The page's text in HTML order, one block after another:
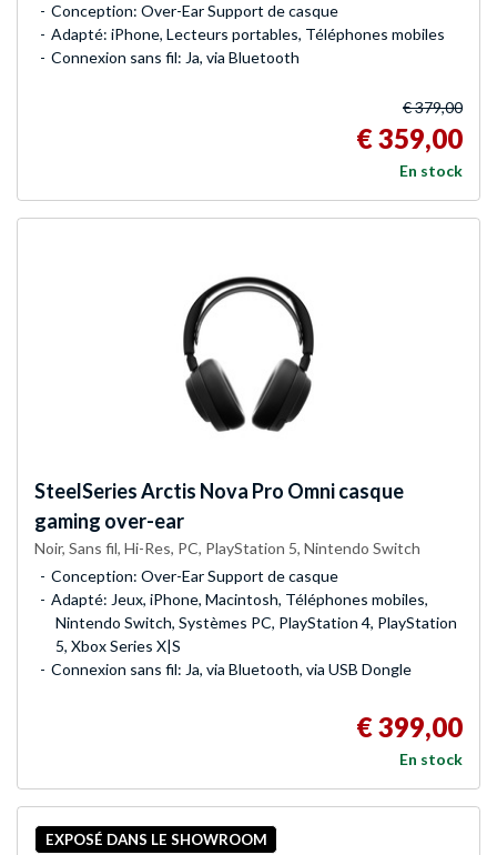
Conception: Over-Ear Support de casque
Adapté: iPhone, Lecteurs portables, Téléphones mobiles
Connexion sans fil: Ja, via Bluetooth
€ 379,00
€ 359,00
En stock
SteelSeriesArctis Nova Pro Omni casque
gaming over-ear
Noir, Sans fil, Hi-Res, PC, PlayStation 5, Nintendo Switch
Conception: Over-Ear Support de casque
Adapté: Jeux, iPhone, Macintosh, Téléphones mobiles,
Nintendo Switch, Systèmes PC, PlayStation 4, PlayStation
5, Xbox Series X|S
Connexion sans fil: Ja, via Bluetooth, via USB Dongle
€ 399,00
En stock
EXPOSÉ DANS LE SHOWROOM